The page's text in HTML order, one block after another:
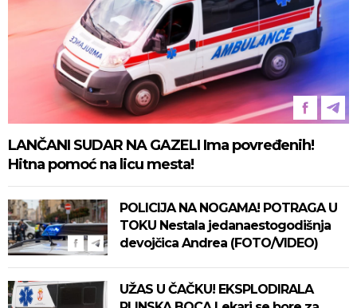
LANČANI SUDAR NA GAZELI Ima povređenih!
Hitna pomoć na licu mesta!
POLICIJA NA NOGAMA! POTRAGA U
TOKU Nestala jedanaestogodišnja
devojčica Andrea (FOTO/VIDEO)
UŽAS U ČAČKU! EKSPLODIRALA